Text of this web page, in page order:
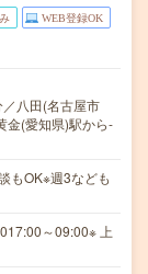
WEB登録OK
八田(名古屋市
金(愛知県)駅から-
もOK※週3なども
～09:00※ 上